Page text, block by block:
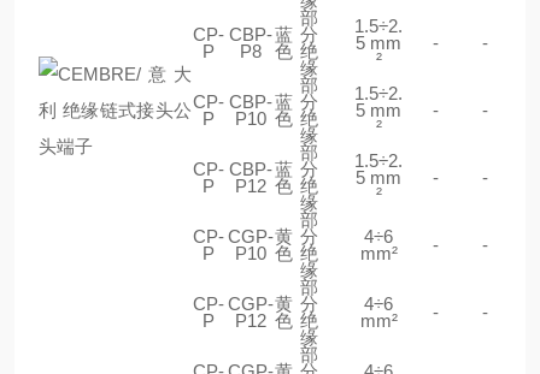
CP-
P
CBP-
P8
蓝
色
部
分
绝
缘
1.5÷2.
5 mm
²
- -
CP-
P
CBP-
P10
蓝
色
部
分
绝
缘
1.5÷2.
5 mm
²
- -
CP-
P
CBP-
P12
蓝
色
部
分
绝
缘
1.5÷2.
5 mm
²
- -
CP-
P
CGP-
P10
黄
色
部
分
绝
缘
4÷6
mm²
- -
CP-
P
CGP-
P12
黄
色
部
分
绝
缘
4÷6
mm²
- -
部